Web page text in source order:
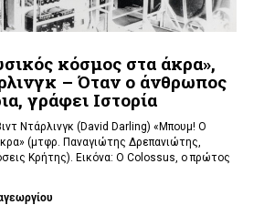
κόσμος στα άκρα»,
– Όταν ο άνθρωπος
γράφει Ιστορία
Ντάρλινγκ (David Darling) «Μπουμ! Ο
(μτφρ. Παναγιώτης Δρεπανιώτης,
Κρήτης). Εικόνα: Ο Colossus, ο πρώτος